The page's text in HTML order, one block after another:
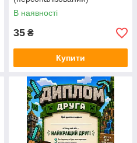
В наявності
35 ₴
Купити